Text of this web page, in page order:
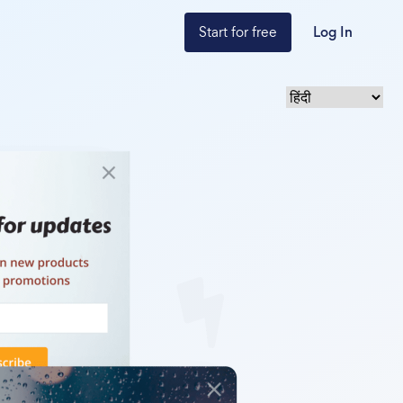
Start for free Log In